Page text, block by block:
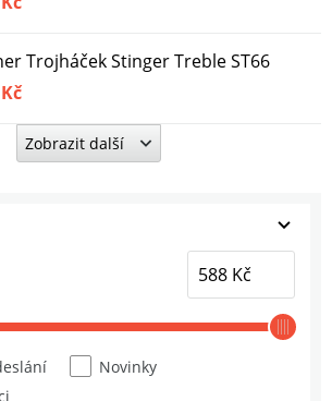
Trojháček Stinger Treble ST66
háček s očkem 50355
háček s očkem + cutting point
háček s lopatkou + cutting point
Zobrazit další
Novinky